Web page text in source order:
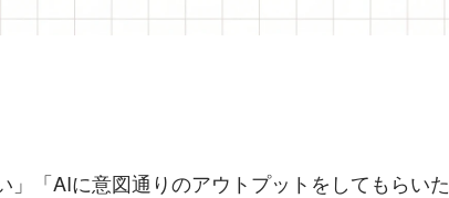
「AIに意図通りのアウトプットをしてもらいた